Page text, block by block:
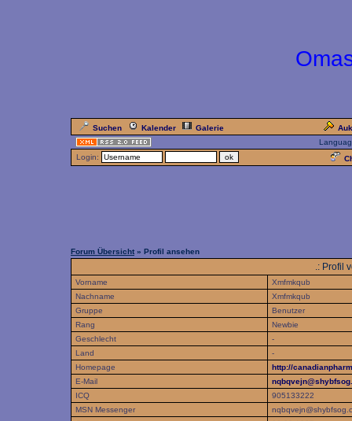
Suchen Kalender Galerie
Login:
Forum Übersicht » Profil ansehen
.: Profil
Vorname
Xmfmkqub
Nachname
Xmfmkqub
Gruppe
Benutzer
Rang
Newbie
Geschlecht
-
Land
-
Homepage
http://
E-Mail
ICQ
905133222
MSN Messenger